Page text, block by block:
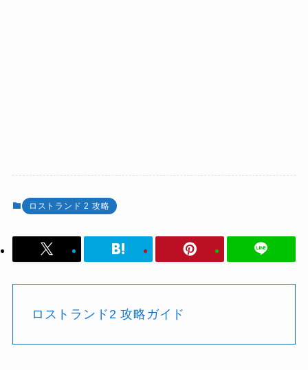
ロストランド 2 攻略
ロストランド2 攻略ガイド